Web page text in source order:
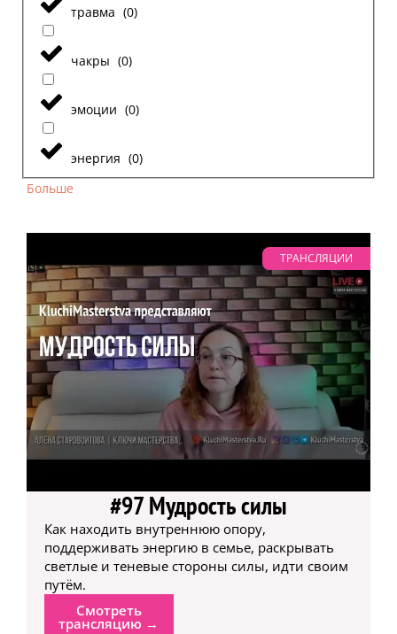
травма (0)
чакры (0)
эмоции (0)
энергия (0)
Больше
ТРАНСЛЯЦИИ
#97 Мудрость силы
Как находить внутреннюю опору,
поддерживать энергию в семье, раскрывать
светлые и теневые стороны силы, идти своим
путём.
Смотреть
трансляцию →